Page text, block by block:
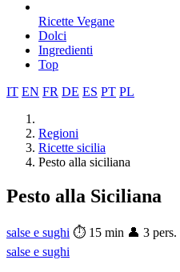
Ricette Vegane
Dolci
Ingredienti
Top
IT EN FR DE ES PT PL
Regioni
Ricette sicilia
Pesto alla siciliana
Pesto alla Siciliana
salse e sughi ⏱ 15 min 👤 3 pers.
salse e sughi